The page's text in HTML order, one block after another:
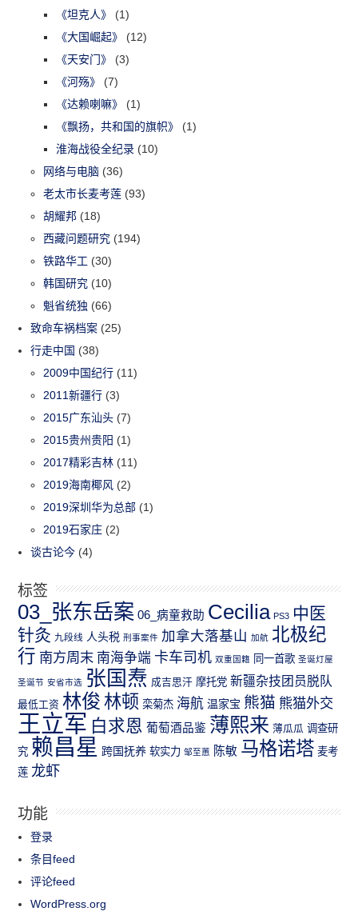
《坦克人》
(1)
《大国崛起》
(12)
《天安门》
(3)
《河殇》
(7)
《达赖喇嘛》
(1)
《飘扬，共和国的旗帜》
(1)
淮海战役全纪录 (10)
网络与电脑 (36)
老太市长麦考莲 (93)
胡耀邦 (18)
西藏问题研究 (194)
铁路华工 (30)
韩国研究 (10)
魁省统独 (66)
致命车祸档案 (25)
行走中国 (38)
2009中国纪行 (11)
2011新疆行 (3)
2015广东汕头 (7)
2015贵州贵阳 (1)
2017精彩吉林 (11)
2019海南椰风 (2)
2019深圳华为总部 (1)
2019石家庄 (2)
谈古论今 (4)
标签
03_张东岳案 06_病童救助 Cecilia PS3 中医
针灸 九段线 人头税 刑事案件 加拿大落基山 加航 北极纪
行 南方周末 南海争端 卡车司机 双重国籍 同一首歌 圣诞灯屋
圣诞节 安省市选 张国焘 成吉思汗 摩托党 新疆杂技团员脱队
最低工资 林俊 林顿 栾菊杰 海航 温家宝 熊猫 熊猫外交
王立军 白求恩 葡萄酒品鉴 薄熙来 薄瓜瓜 调查研
究 赖昌星 跨国抚养 软实力 邹至蕙 陈敏 马格诺塔 麦考
莲 龙虾
功能
登录
条目feed
评论feed
WordPress.org